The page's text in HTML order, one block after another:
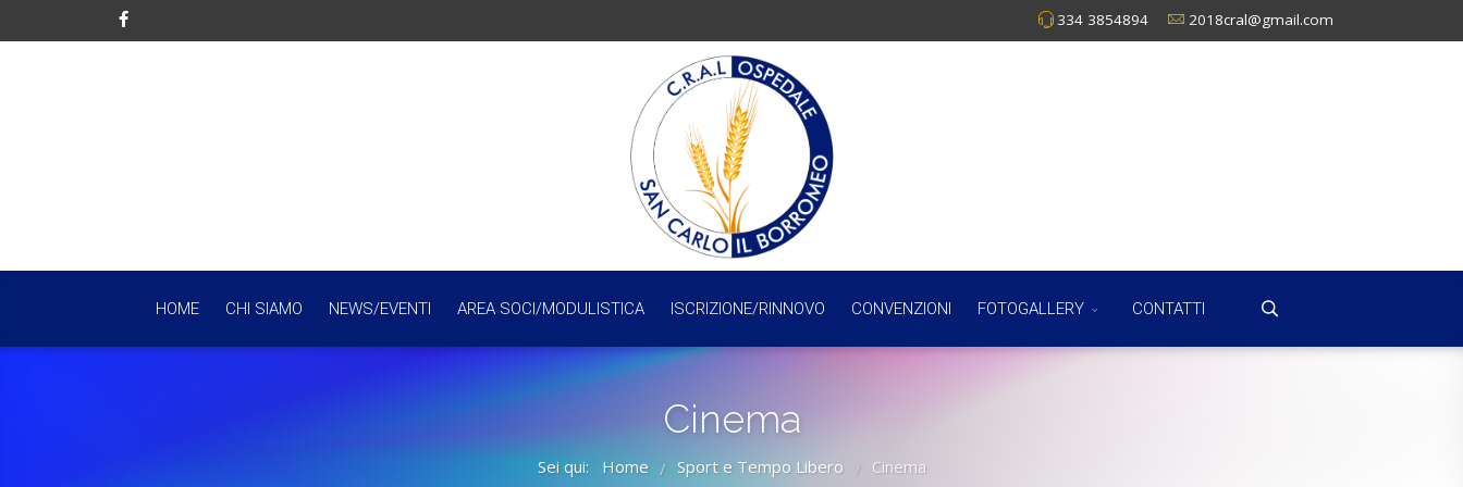
334 3854894 2018cral@gmail.com
HOME CHI SIAMO NEWS/EVENTI AREA SOCI/MODULISTICA ISCRIZIONE/RINNOVO CONVENZIONI FOTOGALLERY CONTATTI
Cinema
Sei qui: Home / Sport e Tempo Libero / Cinema